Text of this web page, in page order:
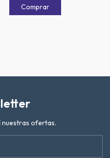
nuestras ofertas.